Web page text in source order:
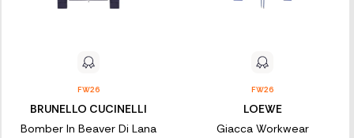
FW26
BRUNELLO CUCINELLI
Bomber In Beaver Di Lana
FW26
LOEWE
Giacca Workwear